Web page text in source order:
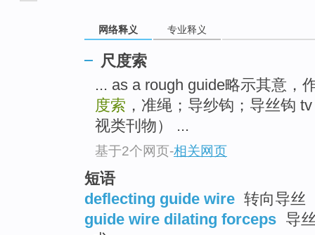
网络释义 专业释义
尺度索
... as a rough guide略示其意，
度索 ，准绳；导纱钩；导丝钩
视类刊物） ...
基于2个网页-相关网页
短语
deflecting guide wire 转向导丝
guide wire dilating forceps 导